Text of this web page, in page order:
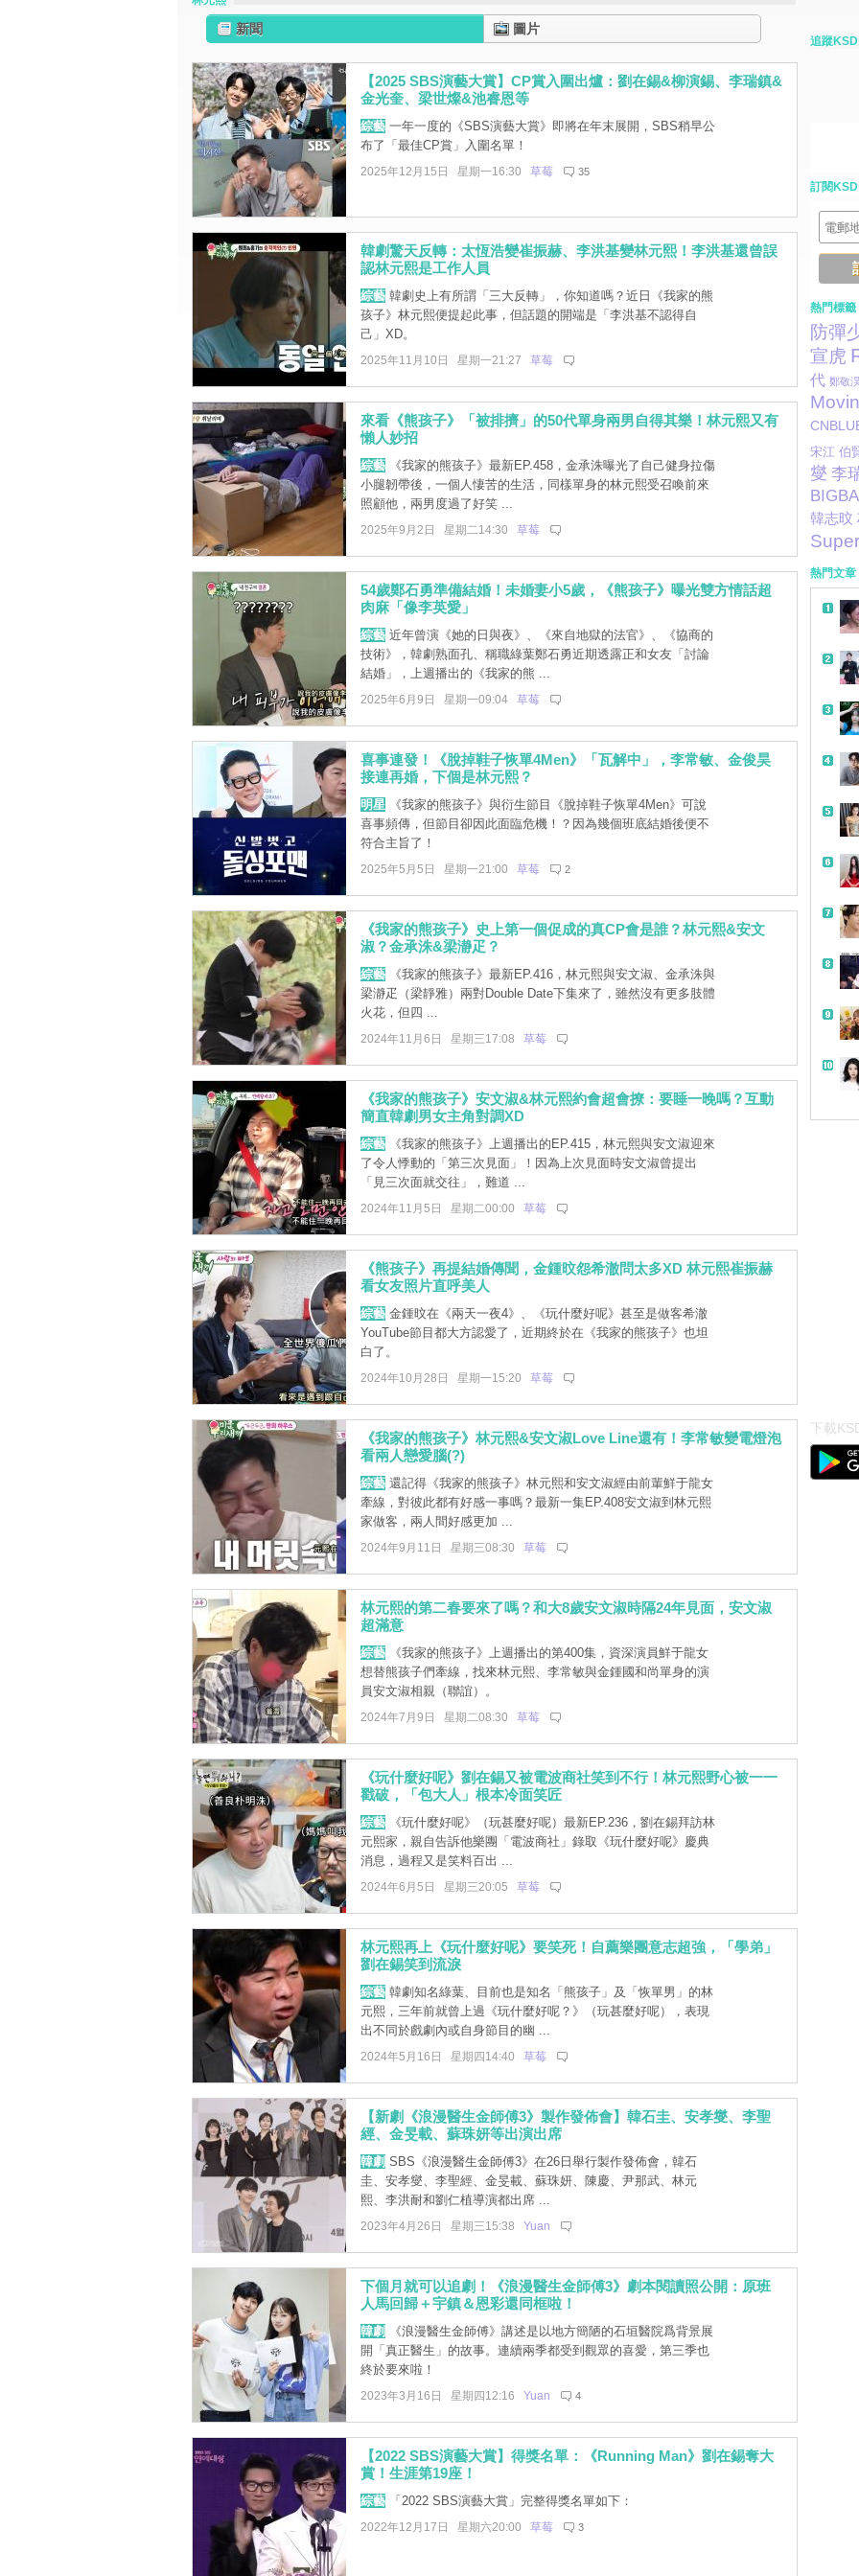
新聞 圖片
【2025 SBS演藝大賞】CP賞入圍出爐：劉在錫&柳演錫、李瑞鎮&
金光奎、梁世燦&池睿恩等
綜藝一年一度的《SBS演藝大賞》即將在年末展開，SBS稍早公
布了「最佳CP賞」入圍名單！
2025年12月15日 星期一16:30 草莓 35
韓劇驚天反轉：太恆浩變崔振赫、李洪基變林元熙！李洪基還曾誤
認林元熙是工作人員
綜藝韓劇史上有所謂「三大反轉」，你知道嗎？近日《我家的熊
孩子》林元熙便提起此事，但話題的開端是「李洪基不認得自
己」XD。
2025年11月10日 星期一21:27 草莓
來看《熊孩子》「被排擠」的50代單身兩男自得其樂！林元熙又有
懶人妙招
綜藝《我家的熊孩子》最新EP.458，金承洙曝光了自己健身拉傷
小腿韌帶後，一個人悽苦的生活，同樣單身的林元熙受召喚前來
照顧他，兩男度過了好笑 ...
2025年9月2日 星期二14:30 草莓
54歲鄭石勇準備結婚！未婚妻小5歲，《熊孩子》曝光雙方情話超
肉麻「像李英愛」
綜藝近年曾演《她的日與夜》、《來自地獄的法官》、《協商的
技術》，韓劇熟面孔、稱職綠葉鄭石勇近期透露正和女友「討論
結婚」，上週播出的《我家的熊 ...
2025年6月9日 星期一09:04 草莓
喜事連發！《脫掉鞋子恢單4Men》「瓦解中」，李常敏、金俊昊
接連再婚，下個是林元熙？
明星《我家的熊孩子》與衍生節目《脫掉鞋子恢單4Men》可說
喜事頻傳，但節目卻因此面臨危機！？因為幾個班底結婚後便不
符合主旨了！
2025年5月5日 星期一21:00 草莓 2
《我家的熊孩子》史上第一個促成的真CP會是誰？林元熙&安文
淑？金承洙&梁瀞疋？
綜藝《我家的熊孩子》最新EP.416，林元熙與安文淑、金承洙與
梁瀞疋（梁靜雅）兩對Double Date下集來了，雖然沒有更多肢體
火花，但四 ...
2024年11月6日 星期三17:08 草莓
《我家的熊孩子》安文淑&林元熙約會超會撩：要睡一晚嗎？互動
簡直韓劇男女主角對調XD
綜藝《我家的熊孩子》上週播出的EP.415，林元熙與安文淑迎來
了令人悸動的「第三次見面」！因為上次見面時安文淑曾提出
「見三次面就交往」，難道 ...
2024年11月5日 星期二00:00 草莓
《熊孩子》再提結婚傳聞，金鍾旼怨希澈問太多XD 林元熙崔振赫
看女友照片直呼美人
綜藝金鍾旼在《兩天一夜4》、《玩什麼好呢》甚至是做客希澈
YouTube節目都大方認愛了，近期終於在《我家的熊孩子》也坦
白了。
2024年10月28日 星期一15:20 草莓
《我家的熊孩子》林元熙&安文淑Love Line還有！李常敏變電燈泡
看兩人戀愛腦(?)
綜藝還記得《我家的熊孩子》林元熙和安文淑經由前輩鮮于龍女
牽線，對彼此都有好感一事嗎？最新一集EP.408安文淑到林元熙
家做客，兩人間好感更加 ...
2024年9月11日 星期三08:30 草莓
林元熙的第二春要來了嗎？和大8歲安文淑時隔24年見面，安文淑
超滿意
綜藝《我家的熊孩子》上週播出的第400集，資深演員鮮于龍女
想替熊孩子們牽線，找來林元熙、李常敏與金鍾國和尚單身的演
員安文淑相親（聯誼）。
2024年7月9日 星期二08:30 草莓
《玩什麼好呢》劉在錫又被電波商社笑到不行！林元熙野心被一一
戳破，「包大人」根本冷面笑匠
綜藝《玩什麼好呢》（玩甚麼好呢）最新EP.236，劉在錫拜訪林
元熙家，親自告訴他樂團「電波商社」錄取《玩什麼好呢》慶典
消息，過程又是笑料百出 ...
2024年6月5日 星期三20:05 草莓
林元熙再上《玩什麼好呢》要笑死！自薦樂團意志超強，「學弟」
劉在錫笑到流淚
綜藝韓劇知名綠葉、目前也是知名「熊孩子」及「恢單男」的林
元熙，三年前就曾上過《玩什麼好呢？》（玩甚麼好呢），表現
出不同於戲劇內或自身節目的幽 ...
2024年5月16日 星期四14:40 草莓
【新劇《浪漫醫生金師傅3》製作發佈會】韓石圭、安孝燮、李聖
經、金旻載、蘇珠妍等出演出席
韓劇 SBS《浪漫醫生金師傅3》在26日舉行製作發佈會，韓石
圭、安孝燮、李聖經、金旻載、蘇珠妍、陳慶、尹那武、林元
熙、李洪耐和劉仁植導演都出席 ...
2023年4月26日 星期三15:38 Yuan
下個月就可以追劇！《浪漫醫生金師傅3》劇本閱讀照公開：原班
人馬回歸＋宇鎮＆恩彩還同框啦！
韓劇 《浪漫醫生金師傅》講述是以地方簡陋的石垣醫院爲背景展
開「真正醫生」的故事。連續兩季都受到觀眾的喜愛，第三季也
終於要來啦！
2023年3月16日 星期四12:16 Yuan 4
【2022 SBS演藝大賞】得獎名單：《Running Man》劉在錫奪大
賞！生涯第19座！
綜藝「2022 SBS演藝大賞」完整得獎名單如下：
2022年12月17日 星期六20:00 草莓 3
追蹤KSD
訂閱KSD
熱門標籤
防彈
宣虎
代 鄭敬
宋江 伯
燮 李
韓志旼
熱門文章
帶
下載